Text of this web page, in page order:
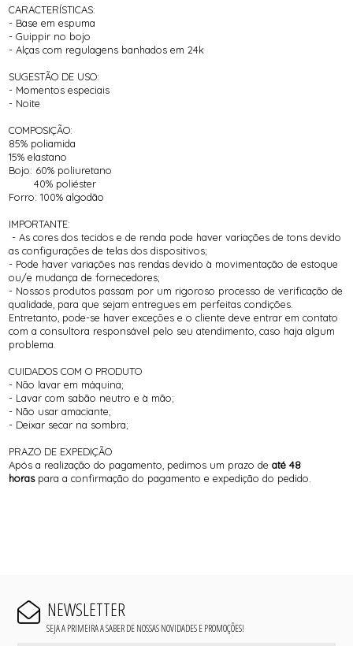
CARACTERÍSTICAS:
- Base em espuma
- Guippir no bojo
- Alças com regulagens banhados em 24k
SUGESTÃO DE USO:
- Momentos especiais
- Noite
COMPOSIÇÃO:
85% poliamida
15% elastano
Bojo: 60% poliuretano
40% poliéster
Forro: 100% algodão
IMPORTANTE:
- As cores dos tecidos e de renda pode haver variações de tons devido
as configurações de telas dos dispositivos;
- Pode haver variações nas rendas devido à movimentação de estoque
ou/e mudança de fornecedores;
- Nossos produtos passam por um rigoroso processo de verificação de
qualidade, para que sejam entregues em perfeitas condições.
Entretanto, pode-se haver exceções e o cliente deve entrar em contato
com a consultora responsável pelo seu atendimento, caso haja algum
problema.
CUIDADOS COM O PRODUTO
- Não lavar em máquina;
- Lavar com sabão neutro e à mão;
- Não usar amaciante;
- Deixar secar na sombra;
PRAZO DE EXPEDIÇÃO
Após a realização do pagamento, pedimos um prazo deaté 48
horaspara a confirmação do pagamento e expedição do pedido.
NEWSLETTER
SEJA A PRIMEIRA A SABER DE NOSSAS NOVIDADES E PROMOÇÕES!